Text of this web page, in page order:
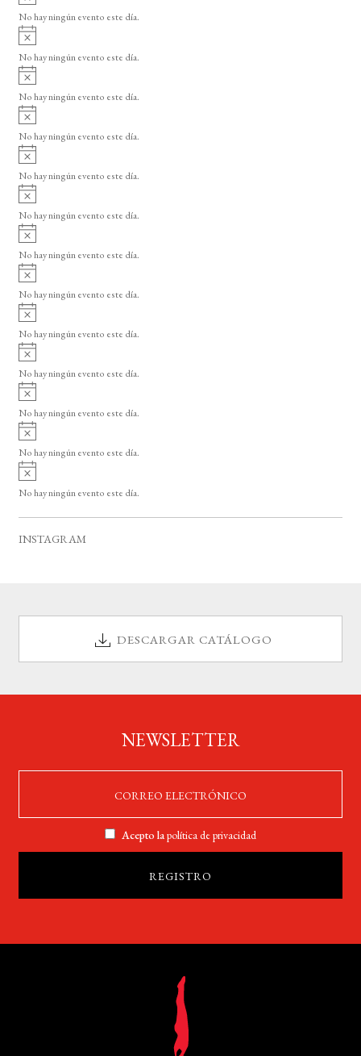
o
v
i
o
No hay ningún evento este día.
A
v
i
o
No hay ningún evento este día.
A
v
i
o
No hay ningún evento este día.
A
v
i
o
No hay ningún evento este día.
A
v
i
o
No hay ningún evento este día.
A
v
i
o
No hay ningún evento este día.
A
v
i
o
No hay ningún evento este día.
A
v
i
o
No hay ningún evento este día.
A
v
i
o
No hay ningún evento este día.
A
v
i
o
No hay ningún evento este día.
A
v
i
o
No hay ningún evento este día.
A
v
i
o
No hay ningún evento este día.
A
v
i
No hay ningún evento este día.
INSTAGRAM
DESCARGAR CATÁLOGO
NEWSLETTER
Acepto lapolítica de privacidad